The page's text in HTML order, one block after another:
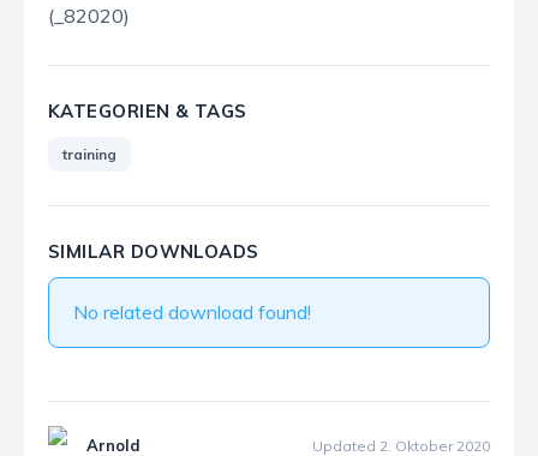
(_82020)
KATEGORIEN & TAGS
training
SIMILAR DOWNLOADS
No related download found!
Arnold Updated 2. Oktober 2020